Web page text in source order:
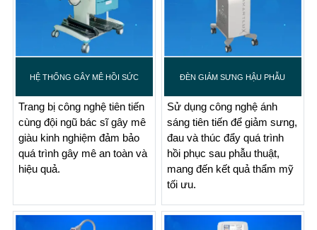
HỆ THỐNG GÂY MÊ HỒI SỨC
Trang bị công nghệ tiên tiến
cùng đội ngũ bác sĩ gây mê
giàu kinh nghiệm đảm bảo
quá trình gây mê an toàn và
hiệu quả.
ĐÈN GIẢM SƯNG HẬU PHẪU
Sử dụng công nghệ ánh
sáng tiên tiến để giảm sưng,
đau và thúc đẩy quá trình
hồi phục sau phẫu thuật,
mang đến kết quả thẩm mỹ
tối ưu.